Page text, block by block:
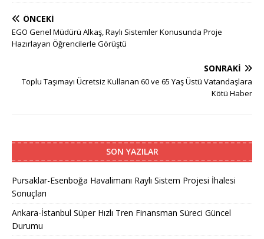
ÖNCEKI
EGO Genel Müdürü Alkaş, Raylı Sistemler Konusunda Proje
Hazırlayan Öğrencilerle Görüştü
SONRAKI
Toplu Taşımayı Ücretsiz Kullanan 60 ve 65 Yaş Üstü Vatandaşlara
Kötü Haber
SON YAZILAR
Pursaklar-Esenboğa Havalimanı Raylı Sistem Projesi İhalesi
Sonuçları
Ankara-İstanbul Süper Hızlı Tren Finansman Süreci Güncel
Durumu